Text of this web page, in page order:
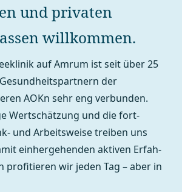
und privaten
willkommen.
auf Amrum ist seit über 25
der
AOKn sehr eng verbunden.
Wert­schätz­ung und die fort­
und Arbeitsweise treiben uns
einhergehenden aktiven Erfah­
profitieren wir jeden Tag – aber in